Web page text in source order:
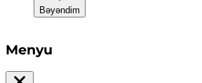
Bəyəndim
Menyu